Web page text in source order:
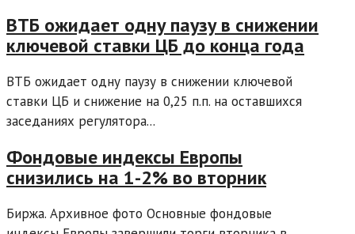
ВТБ ожидает одну паузу в снижении
ключевой ставки ЦБ до конца года
ВТБ ожидает одну паузу в снижении ключевой
ставки ЦБ и снижение на 0,25 п.п. на оставшихся
заседаниях регулятора...
Фондовые индексы Европы
снизились на 1-2% во вторник
Биржа. Архивное фото Основные фондовые